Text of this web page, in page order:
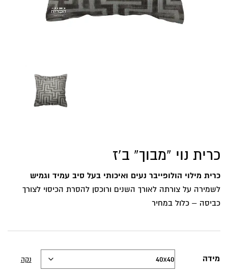
כרית נוי “מבוך” ב’ז
כרית מילוי הולופייבר נעים ואיכותי בעל סיב עמיד וגמיש
לשמירה על צורתה לאורך השנים ורוכסן להסרת הכיסוי לצורך
כביסה – כלול במחיר
מידה נקה